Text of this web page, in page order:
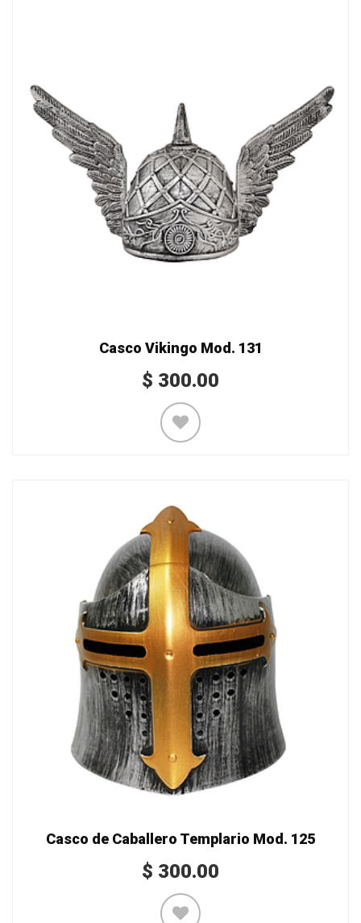
Casco Vikingo Mod. 131
$ 300.00
Casco de Caballero Templario Mod. 125
$ 300.00